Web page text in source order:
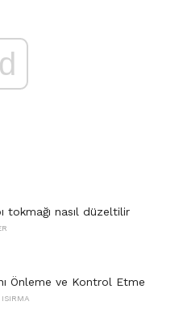
tokmağı nasıl düzeltilir
Önleme ve Kontrol Etme